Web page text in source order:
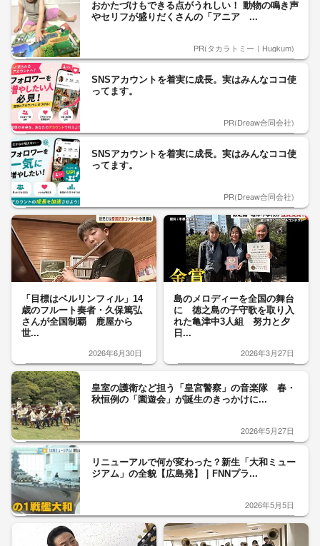
おかたづけもできる点がうれしい！ 動物の鳴き声
やセリフが盛りだくさんの「アニア ...
PR(タカラトミー｜Hugkum)
SNSアカウントを着実に成長。実はみんなココ使
ってます。
PR(Dreaw合同会社)
SNSアカウントを着実に成長。実はみんなココ使
ってます。
PR(Dreaw合同会社)
「目標はベルリンフィル」14
歳のフルート奏者・久保篤弘
さんが全国制覇 鹿屋から
世...
2026年6月30日
島のメロディーを全国の舞台
に 徳之島の子守歌を取り入
れた亀津中3人組 努力と夕
日...
2026年3月27日
皇室の護衛など担う「皇宮警察」の音楽隊 春・
秋恒例の「園遊会」が誕生のきっかけに...
2026年5月27日
リニューアルで何が変わった？新生「大和ミュー
ジアム」の全貌【広島発】｜FNNプラ...
2026年5月5日